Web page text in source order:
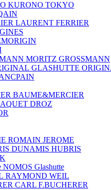
KURONO TOKYO
LAURENT FERRIER
MORITZ GROSSMANN
GLASHUTTE
BAUME&MERCIER
DROZ
ROMAIN JEROME
DUNAMIS HUBRIS
NOMOS Glashutte
RAYMOND WEIL
CARL F.BUCHERER